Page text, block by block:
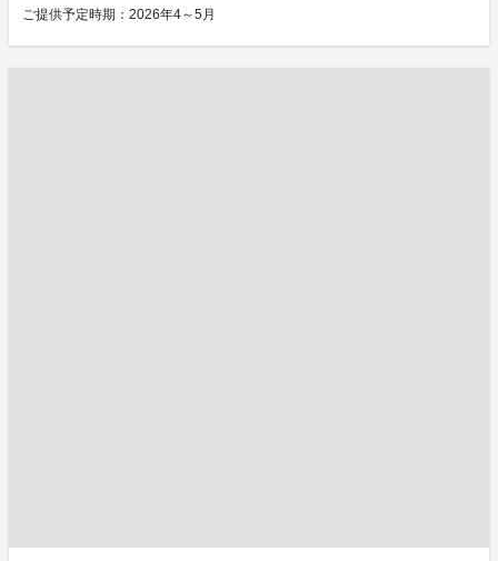
ご提供予定時期：2026年4～5月